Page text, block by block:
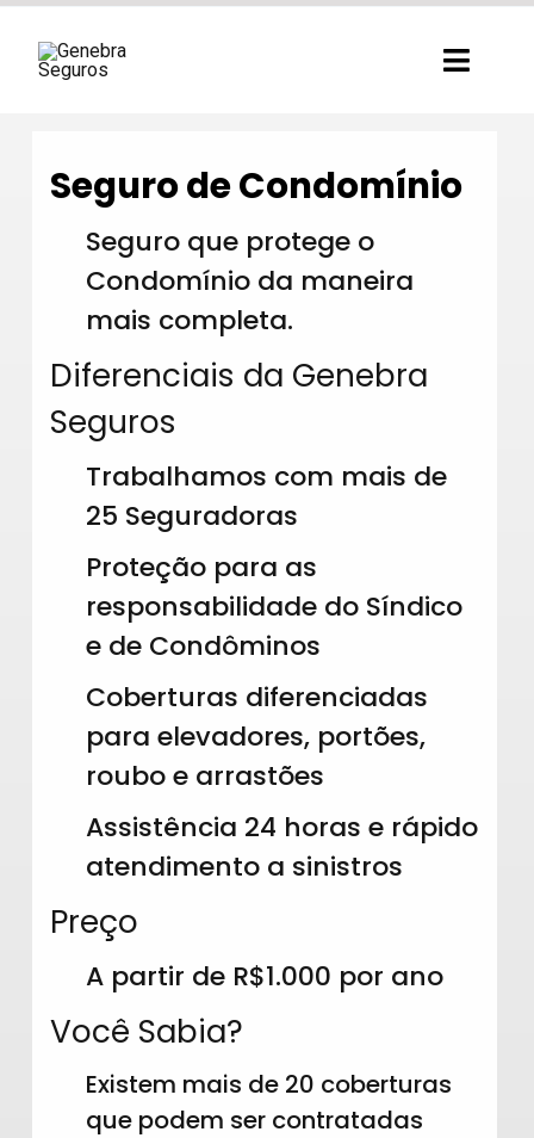
Seguro de Condomínio
Seguro que protege o
Condomínio da maneira
mais completa.
Diferenciais da Genebra
Seguros
Trabalhamos com mais de
25 Seguradoras
Proteção para as
responsabilidade do Síndico
e de Condôminos
Coberturas diferenciadas
para elevadores, portões,
roubo e arrastões
Assistência 24 horas e rápido
atendimento a sinistros
Preço
A partir de R$1.000 por ano
Você Sabia?
Existem mais de 20 coberturas
que podem ser contratadas